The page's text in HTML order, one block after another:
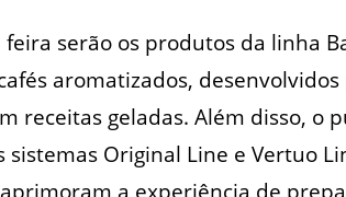
serão os produtos da linha
aromatizados,
receitas geladas. Além disso, o
Original Line e Vertuo
a experiência de